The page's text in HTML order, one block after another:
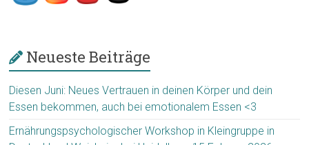
Neueste Beiträge
Diesen Juni: Neues Vertrauen in deinen Körper und dein
Essen bekommen, auch bei emotionalem Essen <3
Ernährungspsychologischer Workshop in Kleingruppe in